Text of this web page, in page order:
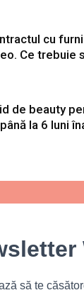
cu
Ce trebuie
de beauty
la 6 luni
să te